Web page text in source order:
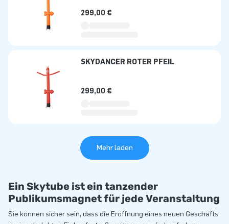
299,00 €
SKYDANCER ROTER PFEIL
299,00 €
Mehr laden
Ein Skytube ist ein tanzender
Publikumsmagnet für jede Veranstaltung
Sie können sicher sein, dass die Eröffnung eines neuen Geschäfts